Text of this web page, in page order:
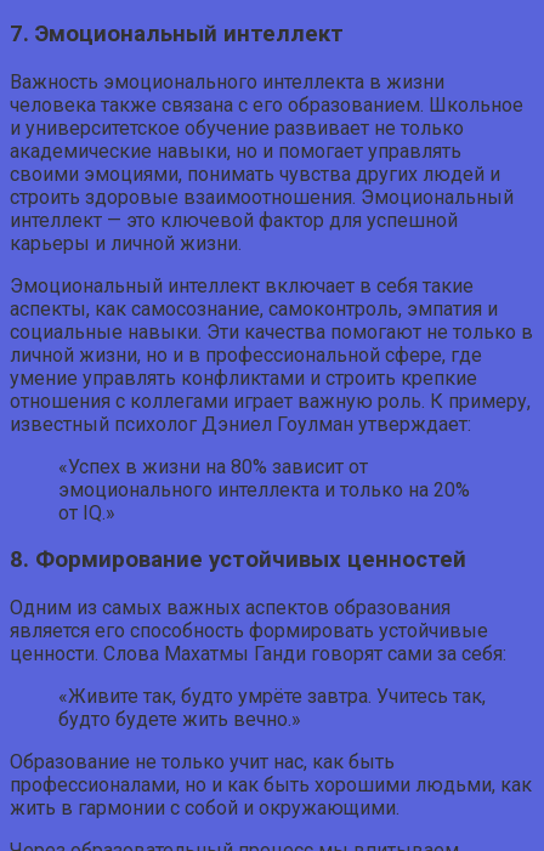
7. Эмоциональный интеллект
Важность эмоционального интеллекта в жизни
человека также связана с его образованием. Школьное
и университетское обучение развивает не только
академические навыки, но и помогает управлять
своими эмоциями, понимать чувства других людей и
строить здоровые взаимоотношения. Эмоциональный
интеллект — это ключевой фактор для успешной
карьеры и личной жизни.
Эмоциональный интеллект включает в себя такие
аспекты, как самосознание, самоконтроль, эмпатия и
социальные навыки. Эти качества помогают не только в
личной жизни, но и в профессиональной сфере, где
умение управлять конфликтами и строить крепкие
отношения с коллегами играет важную роль. К примеру,
известный психолог Дэниел Гоулман утверждает:
«Успех в жизни на 80% зависит от
эмоционального интеллекта и только на 20%
от IQ.»
8. Формирование устойчивых ценностей
Одним из самых важных аспектов образования
является его способность формировать устойчивые
ценности. Слова Махатмы Ганди говорят сами за себя:
«Живите так, будто умрёте завтра. Учитесь так,
будто будете жить вечно.»
Образование не только учит нас, как быть
профессионалами, но и как быть хорошими людьми, как
жить в гармонии с собой и окружающими.